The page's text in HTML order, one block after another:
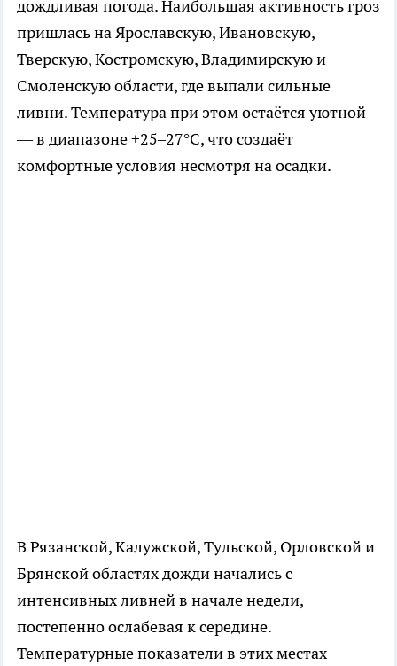
дождливая погода. Наибольшая активность гроз
пришлась на Ярославскую, Ивановскую,
Тверскую, Костромскую, Владимирскую и
Смоленскую области, где выпали сильные
ливни. Температура при этом остаётся уютной
— в диапазоне +25–27°C, что создаёт
комфортные условия несмотря на осадки.
В Рязанской, Калужской, Тульской, Орловской и
Брянской областях дожди начались с
интенсивных ливней в начале недели,
постепенно ослабевая к середине.
Температурные показатели в этих местах